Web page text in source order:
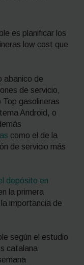
es planificar los
low cost que
abanico de
de servicio,
gasolineras
Android, o
como el de la
de servicio más
depósito en
la primera
importancia de
según el estudio
catalana